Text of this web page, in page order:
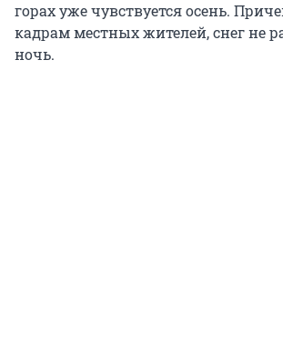
горах уже чувствуется осень.
кадрам местных жителей, снег не
ночь.